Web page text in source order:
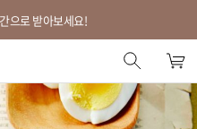
으로 받아보세요!
홈